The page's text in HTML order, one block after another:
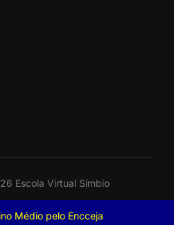
Médio pelo Encceja
Escola Virtual Símbio